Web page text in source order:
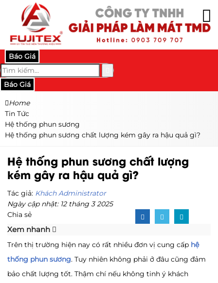
Báo Giá
Báo Giá
Home
Tin Tức
Hệ thống phun sương
Hệ thống phun sương chất lượng kém gây ra hậu quả gì?
Hệ thống phun sương chất lượng
kém gây ra hậu quả gì?
Tác giả: Khách Administrator
Ngày cập nhật: 12 tháng 3 2025
Chia sẻ
Xem nhanh
Trên thị trường hiện nay có rất nhiều đơn vị cung cấp hệ
thống phun sương. Tuy nhiên không phải ở đâu cũng đảm
bảo chất lượng tốt. Thậm chí nếu không tinh ý khách